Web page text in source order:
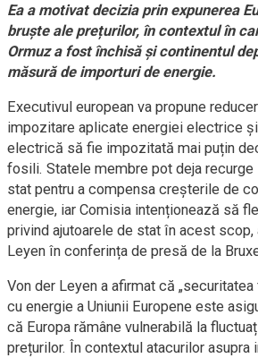
Ea a motivat decizia prin expunerea
bruște ale prețurilor, în contextul în
Ormuz a fost închisă și continentul
măsură de importuri de energie.
Executivul european va propune
impozitare aplicate energiei electrice
electrică să fie impozitată mai puțin
fosili. Statele membre pot deja recurge
stat pentru a compensa creșterile de
energie, iar Comisia intenționează să
privind ajutoarele de stat în acest scop,
Leyen în conferința de presă de la
Von der Leyen a afirmat că
cu energie a Uniunii Europene este
că Europa rămâne vulnerabilă la
prețurilor. În contextul atacurilor asupra